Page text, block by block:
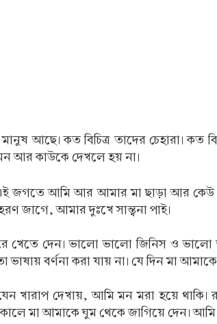
আছে। কত বিচিত্র তাদের চেহারা।
আর কাউকে দেখলে হয় না।
জগতে আমি আর আমার মা ছাড়া আর কেউ
জাগে, আমার দুঃখে সান্ত্বনা পাই।
খেতে দেন। ভালো ভালো জিনিস ও ভালো
ভাষায় বর্ণনা করা যায় না। যে দিন মা
খারাপ দেখায়, আমি মন মরা হয়ে
মা আমাকে ঘুম থেকে জাগিয়ে দেন।